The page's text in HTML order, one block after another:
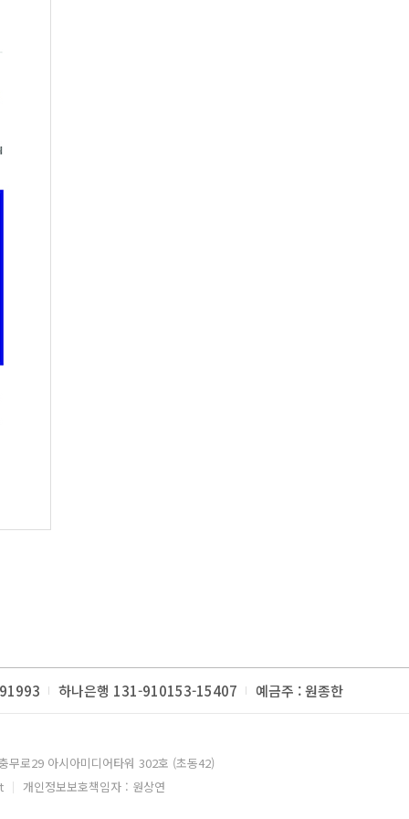
하나은행 131-910153-15407 예금주 : 원종한
무로29 아시아미디어타워 302호 (초동42)
개인정보보호책임자 : 원상연